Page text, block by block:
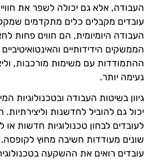
העבודה, אלא גם יכולה לשפר את
עובדים מקבלים כלים מתקדמים
העבודה היומיומית, הם חווים פחות
הממשקים הידידותיים
ההתמודדות עם משימות מורכבות,
נעימה יותר.
גיוון בשיטות העבודה ובטכנולוגיות
יכול גם להוביל לחדשנות
לעובדים לבחון טכנולוגיות חדשות או
שונים מעודדות חשיבה מחוץ
עובדים רואים את ההשקעה